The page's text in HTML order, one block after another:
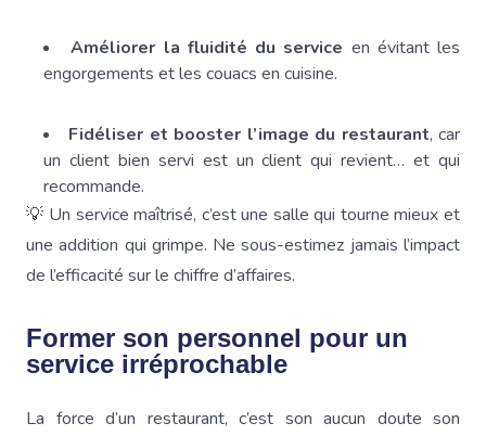
Améliorer la fluidité du service en évitant les
engorgements et les couacs en cuisine.
Fidéliser et booster l’image du restaurant, car
un client bien servi est un client qui revient… et qui
recommande.
💡 Un service maîtrisé, c’est une salle qui tourne mieux et
une addition qui grimpe. Ne sous-estimez jamais l’impact
de l’efficacité sur le chiffre d’affaires.
Former son personnel pour un
service irréprochable
La force d’un restaurant, c’est son aucun doute son